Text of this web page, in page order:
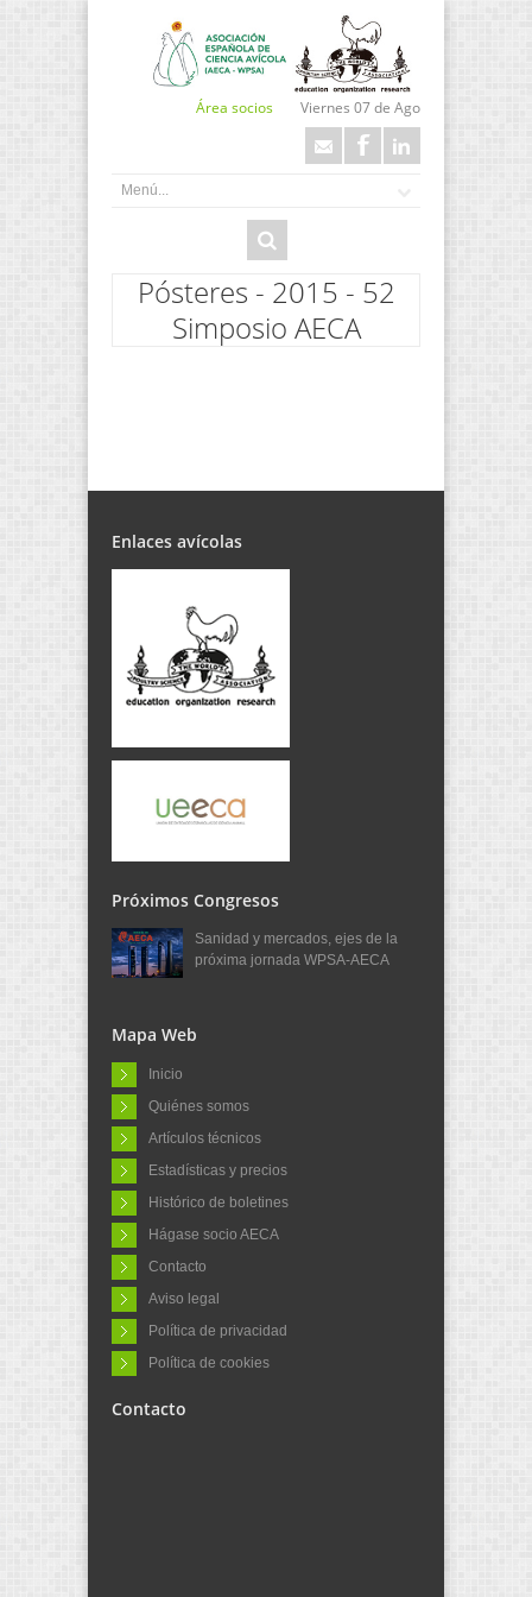
Área socios Viernes 07 de Ago
Pósteres - 2015 - 52
Simposio AECA
Enlaces avícolas
Próximos Congresos
Sanidad y mercados, ejes de la
próxima jornada WPSA-AECA
Mapa Web
Inicio
Quiénes somos
Artículos técnicos
Estadísticas y precios
Histórico de boletines
Hágase socio AECA
Contacto
Aviso legal
Política de privacidad
Política de cookies
Contacto